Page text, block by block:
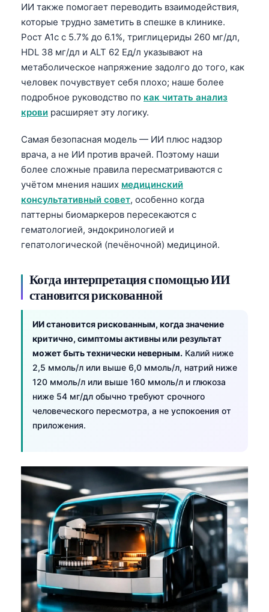
ИИ также помогает переводить взаимодействия,
которые трудно заметить в спешке в клинике.
Рост A1c с 5.7% до 6.1%, триглицериды 260 мг/дл,
HDL 38 мг/дл и ALT 62 Ед/л указывают на
метаболическое напряжение задолго до того, как
человек почувствует себя плохо; наше более
подробное руководство по как читать анализ
крови расширяет эту логику.
Самая безопасная модель — ИИ плюс надзор
врача, а не ИИ против врачей. Поэтому наши
более сложные правила пересматриваются с
учётом мнения наших медицинский
консультативный совет, особенно когда
паттерны биомаркеров пересекаются с
гематологией, эндокринологией и
гепатологической (печёночной) медициной.
Когда интерпретация с помощью ИИ
становится рискованной
ИИ становится рискованным, когда значение
критично, симптомы активны или результат
может быть технически неверным. Калий ниже
2,5 ммоль/л или выше 6,0 ммоль/л, натрий ниже
120 ммоль/л или выше 160 ммоль/л и глюкоза
ниже 54 мг/дл обычно требуют срочного
человеческого пересмотра, а не успокоения от
приложения.
Kiswahili
አማርኛ
Українська
O‘zbekcha
Català
Қазақ тілі
Suomi
Hrvatski
كوردی‎
پښتو
سنڌي
සිංහල
অসমীয়া
Galego
Македонски јазик
Gàidhlig
Occitan
Afrikaans
Монгол
ພາສາລາວ
Cebuano
ئۇيغۇرچە
Кыргызча
Татар теле
Беларуская мова
Esperanto